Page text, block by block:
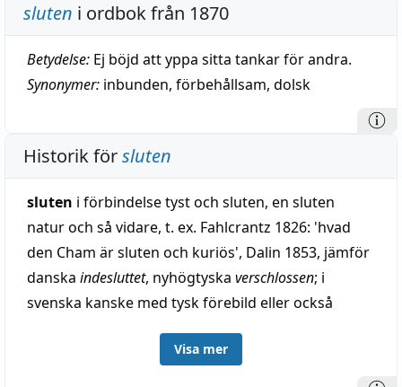
sluten i ordbok från 1870
Betydelse: Ej böjd att yppa sitta tankar för andra.
Synonymer: inbunden, förbehållsam, dolsk
Historik försluten
sluten i förbindelse tyst och sluten, en sluten
natur och så vidare, t. ex. Fahlcrantz 1826: 'hvad
den Cham är sluten och kuriös', Dalin 1853, jämför
danska indesluttet, nyhögtyska verschlossen; i
svenska kanske med tysk förebild eller också
Visa mer